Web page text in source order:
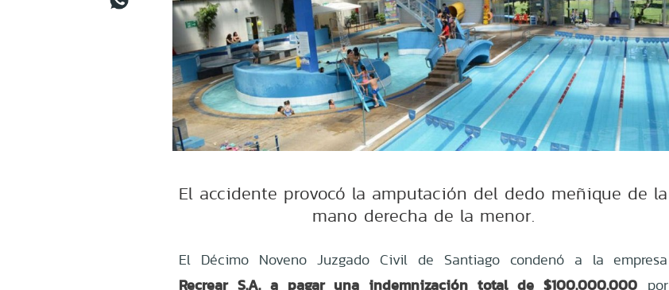
El accidente provocó la amputación del dedo meñique de la
mano derecha de la menor.
El Décimo Noveno Juzgado Civil de Santiago condenó a la empresa
Recrear S.A. a pagar una indemnización total de $100.000.000por